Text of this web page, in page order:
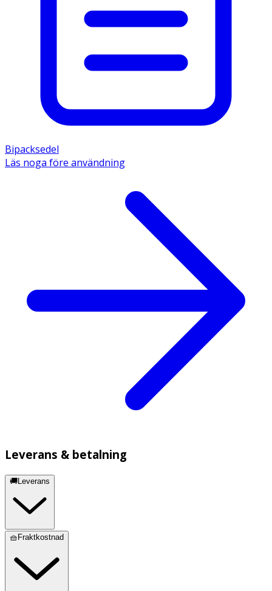
Bipacksedel
Läs noga före användning
Leverans & betalning
🚚Leverans
🧺Fraktkostnad